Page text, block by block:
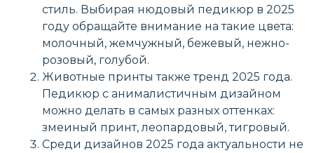
стиль. Выбирая нюдовый педикюр в 2025
году обращайте внимание на такие цвета:
молочный, жемчужный, бежевый, нежно-
розовый, голубой.
Животные принты также тренд 2025 года.
Педикюр с анималистичным дизайном
можно делать в самых разных оттенках:
змеиный принт, леопардовый, тигровый.
Среди дизайнов 2025 года актуальности не